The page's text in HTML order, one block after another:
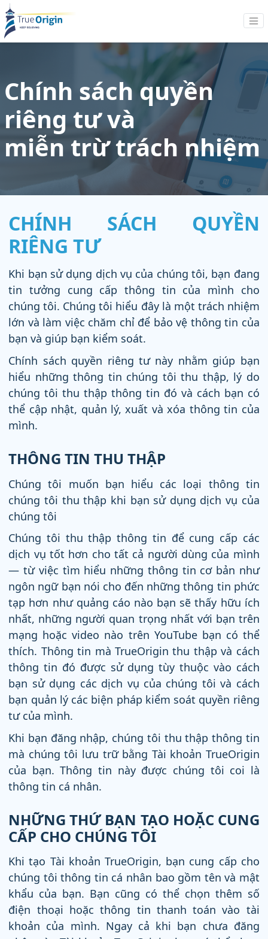
Chính sách quyền
riêng tư và
miễn trừ trách nhiệm
CHÍNH SÁCH QUYỀN
RIÊNG TƯ
Khi bạn sử dụng dịch vụ của chúng tôi, bạn đang
tin tưởng cung cấp thông tin của mình cho
chúng tôi. Chúng tôi hiểu đây là một trách nhiệm
lớn và làm việc chăm chỉ để bảo vệ thông tin của
bạn và giúp bạn kiểm soát.
Chính sách quyền riêng tư này nhằm giúp bạn
hiểu những thông tin chúng tôi thu thập, lý do
chúng tôi thu thập thông tin đó và cách bạn có
thể cập nhật, quản lý, xuất và xóa thông tin của
mình.
THÔNG TIN THU THẬP
Chúng tôi muốn bạn hiểu các loại thông tin
chúng tôi thu thập khi bạn sử dụng dịch vụ của
chúng tôi
Chúng tôi thu thập thông tin để cung cấp các
dịch vụ tốt hơn cho tất cả người dùng của mình
— từ việc tìm hiểu những thông tin cơ bản như
ngôn ngữ bạn nói cho đến những thông tin phức
tạp hơn như quảng cáo nào bạn sẽ thấy hữu ích
nhất, những người quan trọng nhất với bạn trên
mạng hoặc video nào trên YouTube bạn có thể
thích. Thông tin mà TrueOrigin thu thập và cách
thông tin đó được sử dụng tùy thuộc vào cách
bạn sử dụng các dịch vụ của chúng tôi và cách
bạn quản lý các biện pháp kiểm soát quyền riêng
tư của mình.
Khi bạn đăng nhập, chúng tôi thu thập thông tin
mà chúng tôi lưu trữ bằng Tài khoản TrueOrigin
của bạn. Thông tin này được chúng tôi coi là
thông tin cá nhân.
NHỮNG THỨ BẠN TẠO HOẶC CUNG
CẤP CHO CHÚNG TÔI
Khi tạo Tài khoản TrueOrigin, bạn cung cấp cho
chúng tôi thông tin cá nhân bao gồm tên và mật
khẩu của bạn. Bạn cũng có thể chọn thêm số
điện thoại hoặc thông tin thanh toán vào tài
khoản của mình. Ngay cả khi bạn chưa đăng